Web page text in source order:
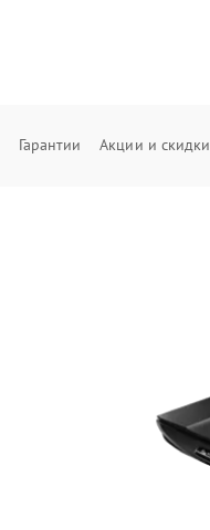
Гарантии Акции и скидки